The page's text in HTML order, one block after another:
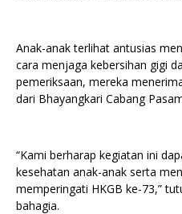
Anak-anak terlihat antusias
cara menjaga kebersihan gigi
pemeriksaan, mereka
dari Bhayangkari Cabang
“Kami berharap kegiatan ini
kesehatan anak-anak serta
memperingati HKGB ke-73,”
bahagia.